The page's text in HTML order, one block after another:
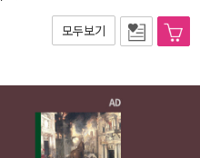
모두보기